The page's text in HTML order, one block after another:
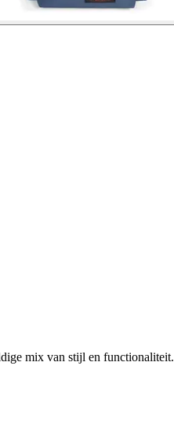
mix van stijl en functionaliteit.